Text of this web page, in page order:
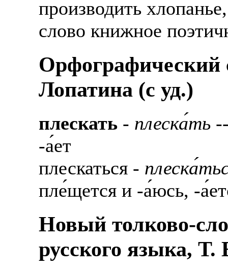
производить
слово книжное
Орфографический
Лопатина (c уд.)
плескать - плеска́ть
-а́ет
плескаться -
пле́щется и -а́юсь, -
Новый толково-
русского языка,